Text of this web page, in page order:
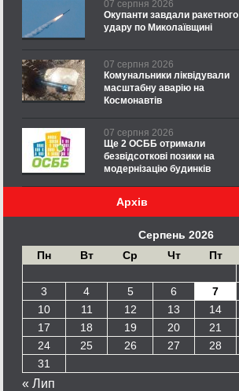
07 серпня 2026
Окупанти завдали ракетного
удару по Миколаївщині
07 серпня 2026
Комунальники ліквідували
масштабну аварію на
Космонавтів
07 серпня 2026
Ще 2 ОСББ отримали
безвідсоткові позики на
модернізацію будинків
Архів
Серпень 2026
Пн
Вт Ср Чт Пт
3
4 5 6 7
10
11 12 13 14
17
18 19 20 21
24
25 26 27 28
31
« Лип